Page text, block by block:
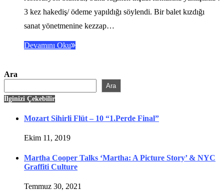
3 kez hakediş/ ödeme yapıldığı söylendi. Bir balet kızdığı
sanat yönetmenine kezzap…
Devamını Oku
Ara
Ara
İlginizi Çekebilir
Mozart Sihirli Flüt – 10 “1.Perde Final”
Ekim 11, 2019
Martha Cooper Talks ‘Martha: A Picture Story’ & NYC
Graffiti Culture
Temmuz 30, 2021